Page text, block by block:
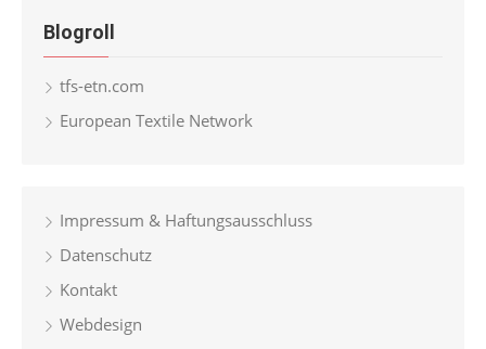
Blogroll
tfs-etn.com
European Textile Network
Impressum & Haftungsausschluss
Datenschutz
Kontakt
Webdesign